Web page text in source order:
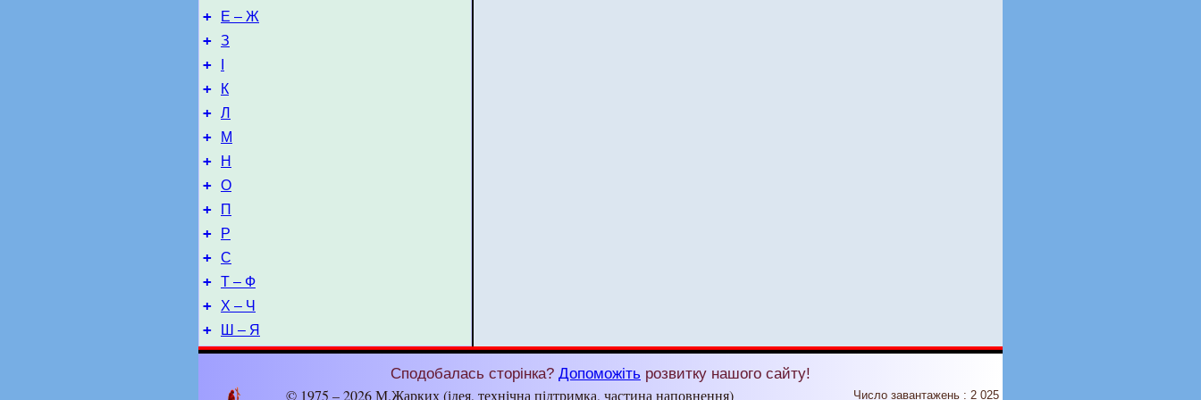
+
Е – Ж
+ З
+
+ К
+ Л
+ М
+ Н
+ О
+ П
+ Р
+ С
+ Т – Ф
+ Х – Ч
+ Ш – Я
Сподобалась сторінка? Допоможіть розвитку нашого сайту!
© 1975 – 2026 М.Жарких (ідея, технічна підтримка, частина наповнення) Число завантажень : 2 025